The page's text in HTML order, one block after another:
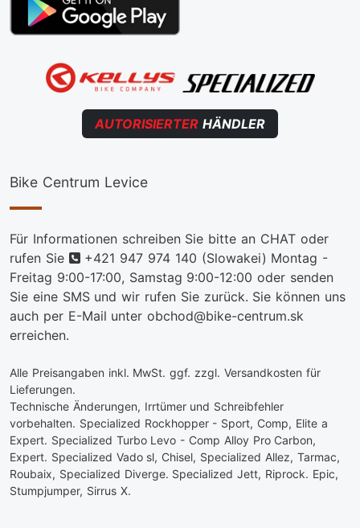
AUTORISIERTER HÄNDLER
Bike Centrum Levice
Für Informationen schreiben Sie bitte an CHAT oder
rufen Sie
telefon
+421 947 974 140 (Slowakei) Montag -
Freitag 9:00-17:00, Samstag 9:00-12:00 oder senden
Sie eine SMS und wir rufen Sie zurück. Sie können uns
auch per E-Mail unter obchod@bike-centrum.sk
erreichen.
Alle Preisangaben inkl. MwSt. ggf. zzgl. Versandkosten für
Lieferungen.
Technische Änderungen, Irrtümer und Schreibfehler
vorbehalten. Specialized Rockhopper - Sport, Comp, Elite a
Expert. Specialized Turbo Levo - Comp Alloy Pro Carbon,
Expert. Specialized Vado sl, Chisel, Specialized Allez, Tarmac,
Roubaix, Specialized Diverge. Specialized Jett, Riprock. Epic,
Stumpjumper, Sirrus X.